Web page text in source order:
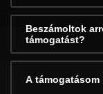
Beszámoltok
támogatást?
A támogatásom